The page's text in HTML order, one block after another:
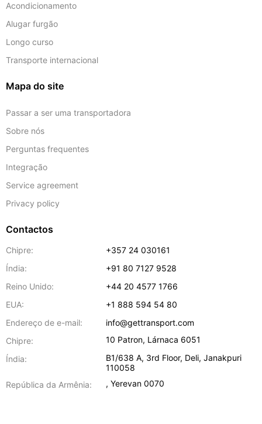
Acondicionamento
Alugar furgão
Longo curso
Transporte internacional
Mapa do site
Passar a ser uma transportadora
Sobre nós
Perguntas frequentes
Integração
Service agreement
Privacy policy
Contactos
Chipre:
+357 24 030161
Índia:
+91 80 7127 9528
Reino Unido:
+44 20 4577 1766
EUA:
+1 888 594 54 80
Endereço de e-mail:
info@gettransport.com
Chipre:
10 Patron, Lárnaca 6051
Índia:
B1/638 A, 3rd Floor, Deli,Janakpuri
110058
República da Armênia:
,Yerevan 0070